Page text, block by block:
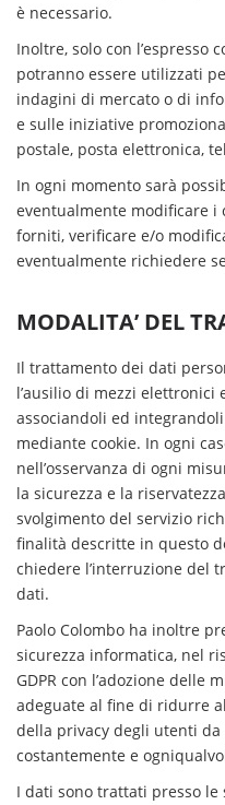
è necessario.
Inoltre, solo con l’espresso
potranno essere utilizzati
indagini di mercato o di
e sulle iniziative
postale, posta elettronica,
In ogni momento sarà
eventualmente modificare i
forniti, verificare e/o
eventualmente richiedere
MODALITA’ DEL
Il trattamento dei dati
l’ausilio di mezzi elettronici
associandoli ed
mediante cookie. In ogni
nell’osservanza di ogni
la sicurezza e la
svolgimento del servizio
finalità descritte in questo
chiedere l’interruzione del
dati.
Paolo Colombo ha inoltre
sicurezza informatica, nel
GDPR con l’adozione delle
adeguate al fine di ridurre
della privacy degli utenti
costantemente e
I dati sono trattati presso